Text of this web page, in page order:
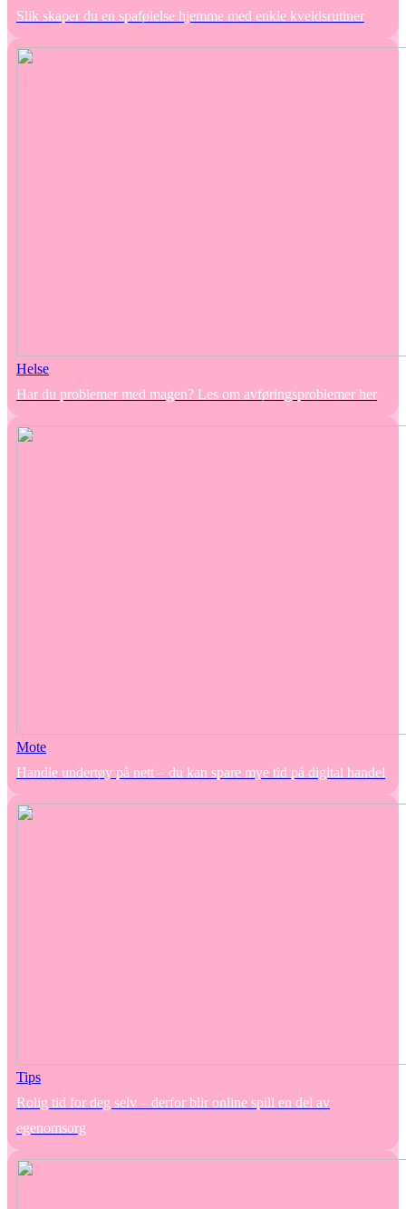
Slik skaper du en spafølelse hjemme med enkle kveldsrutiner
Helse
Har du problemer med magen? Les om avføringsproblemer her
Mote
Handle undertøy på nett – du kan spare mye tid på digital handel
Tips
Rolig tid for deg selv – derfor blir online spill en del av
egenomsorg